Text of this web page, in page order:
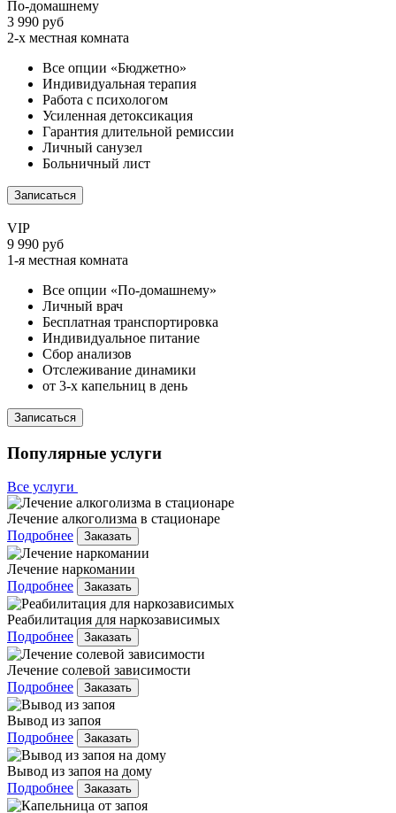
По-домашнему
3 990 руб
2-х местная комната
Все опции «Бюджетно»
Индивидуальная терапия
Работа с психологом
Усиленная детоксикация
Гарантия длительной ремиссии
Личный санузел
Больничный лист
Записаться
VIP
9 990 руб
1-я местная комната
Все опции «По-домашнему»
Личный врач
Бесплатная транспортировка
Индивидуальное питание
Сбор анализов
Отслеживание динамики
от 3-х капельниц в день
Записаться
Популярные услуги
Все услуги
Лечение алкоголизма в стационаре
Подробнее
Заказать
Лечение наркомании
Подробнее
Заказать
Реабилитация для наркозависимых
Подробнее
Заказать
Лечение солевой зависимости
Подробнее
Заказать
Вывод из запоя
Подробнее
Заказать
Вывод из запоя на дому
Подробнее
Заказать